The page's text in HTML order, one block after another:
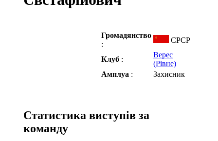
Громадянство
:
СРСР
Клуб :
Верес
(Рівне)
Амплуа : Захисник
Статистика виступів за
команду